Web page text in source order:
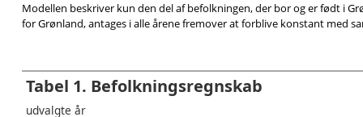
Modellen beskriver kun den del af befolkningen, der bor og er født i
for Grønland, antages i alle årene fremover at forblive konstant med
Tabel 1. Befolkningsregnskab
udvalgte år